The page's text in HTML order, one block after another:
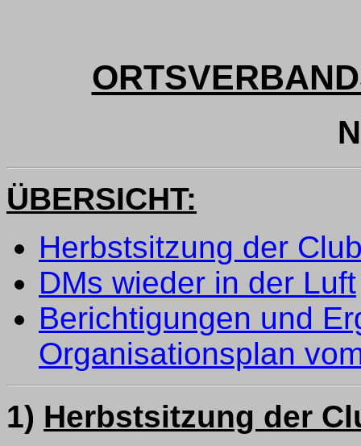
ÜBERSICHT:
Herbstsitzung der
DMs wieder in der Luft
Berichtigungen und
Organisationsplan
1) Herbstsitzung der